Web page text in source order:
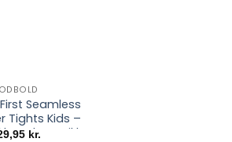
Seamless
Tights Kids –
til børn
kr.